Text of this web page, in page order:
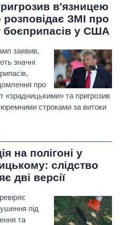
в'язницею
розповідає ЗМІ про
боєприпасів у США
заявив,
значні
про
«зрадницькими» та пригрозив
строками за витоки
на полігоні у
слідство
дві версії
під
та